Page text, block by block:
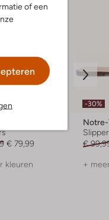
of een
€ 79,99
kleuren
-30%
€
+